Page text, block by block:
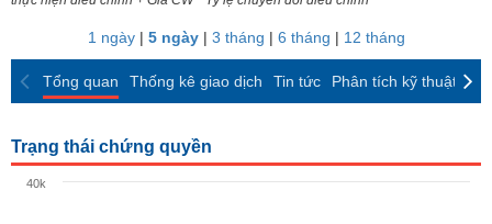
ngành
giao
dịch
cổ
So
sánh
Báo
cáo
1 ngày| 5 ngày| 3 tháng | 6 tháng | 12 tháng
Tổng quan Thống kê giao dịch Tin tức Phân tích kỹ thuật
Trạng thái chứng quyền
40k
KINH